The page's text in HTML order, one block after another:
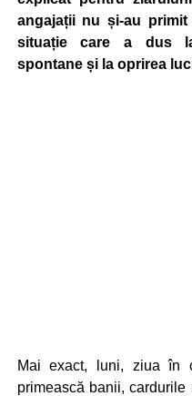
angajații nu și-au
situație care a dus
spontane și la oprirea
Mai exact, luni, ziua în
primească banii,